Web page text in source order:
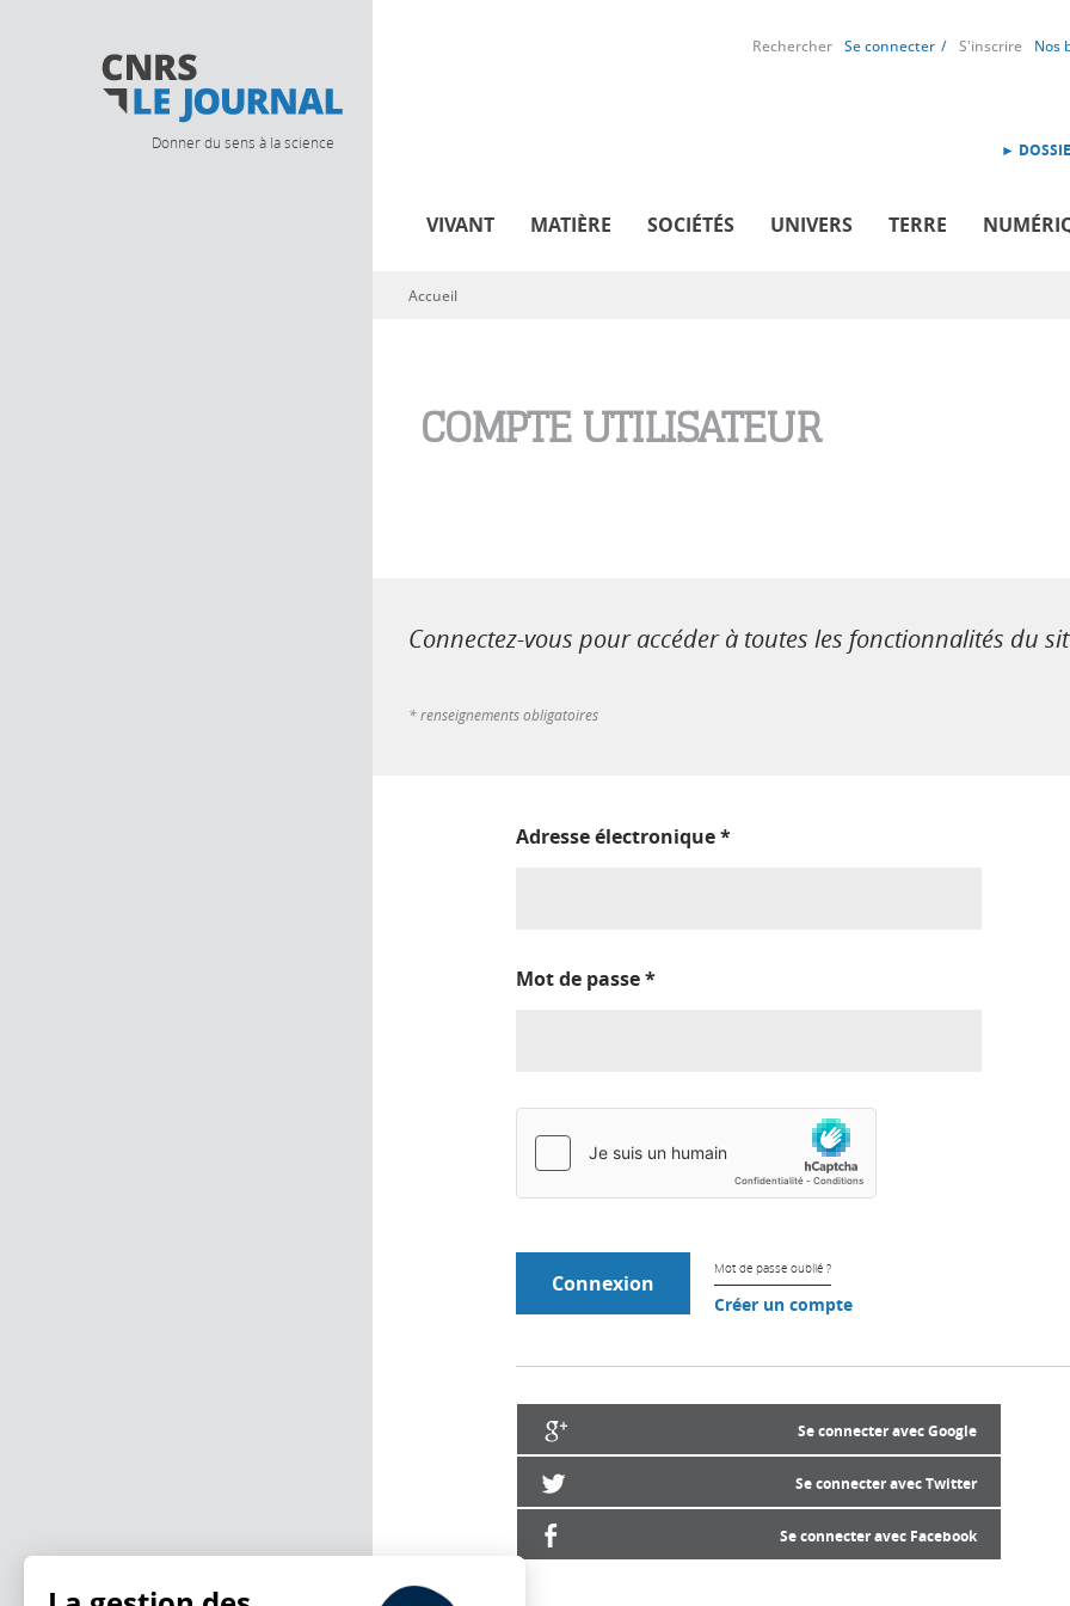
Donner du sens à la science
Rechercher Se connecter S'inscrire Nos
►
VIVANT MATIÈRE SOCIÉTÉS UNIVERS TERRE
Vous êtes ici
Accueil
COMPTE UTILISATEUR
Connectez-vous pour accéder à toutes les fonctionnalités du
* renseignements obligatoires
Adresse électronique*
Mot de passe*
Mot de passe oublié ?
Créer un compte
Se connecter avec Google
Se connecter avec Twitter
Se connecter avec Facebook